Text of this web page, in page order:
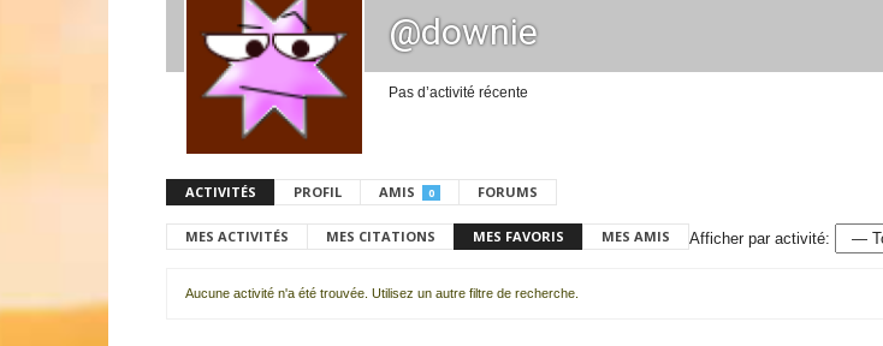
@downie
Pas d’activité récente
ACTIVITÉS PROFIL AMIS 0 FORUMS
MES ACTIVITÉS MES CITATIONS MES FAVORIS MES AMIS Afficher par activité:
Aucune activité n'a été trouvée. Utilisez un autre filtre de recherche.